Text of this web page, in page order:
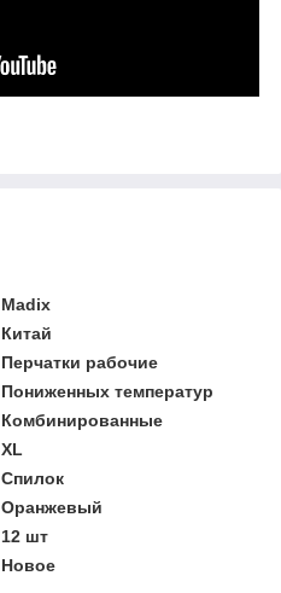
Madix
Китай
Перчатки рабочие
Пониженных температур
Комбинированные
XL
Спилок
Оранжевый
12 шт
Новое